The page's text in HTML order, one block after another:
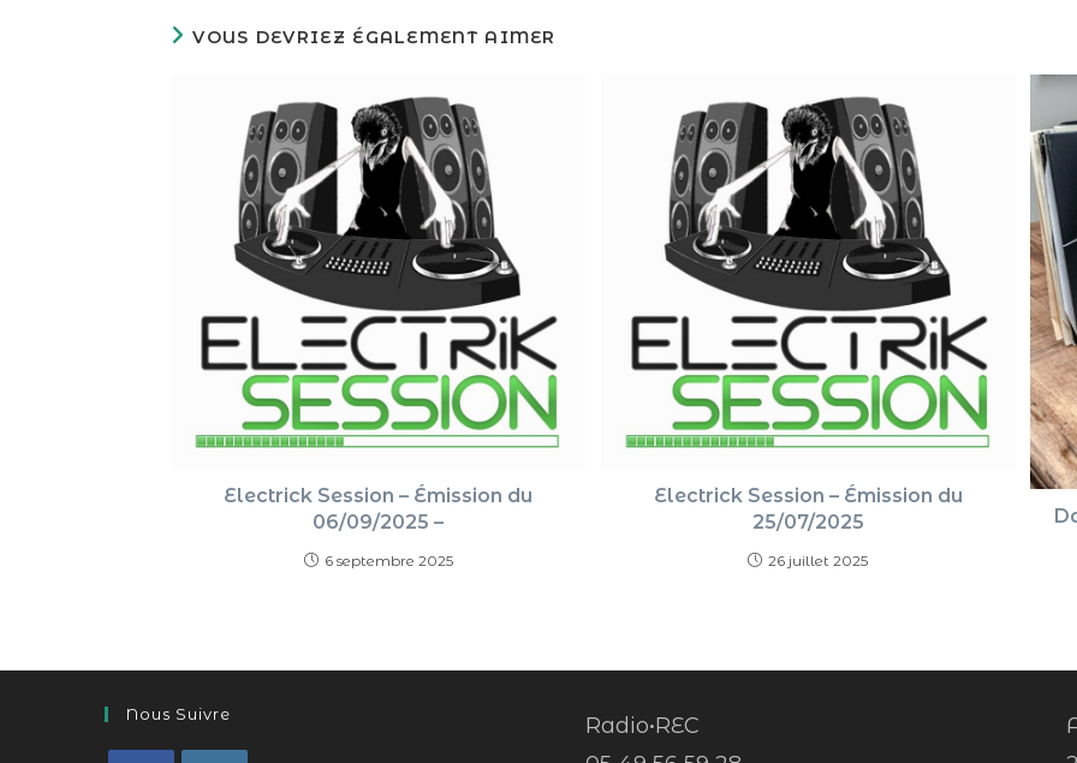
VOUS DEVRIEZ ÉGALEMENT AIMER
Electrick Session – Émission du
06/09/2025 –
6 septembre 2025
Electrick Session – Émission du
25/07/2025
26 juillet 2025
Nous Suivre
Radio•REC